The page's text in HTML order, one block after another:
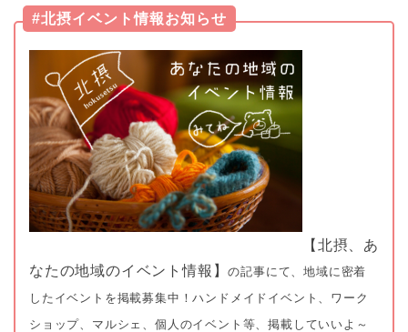
#北摂イベント情報お知らせ
【北摂、あ
なたの地域のイベント情報】の記事にて、地域に密着
したイベントを掲載募集中！ハンドメイドイベント、ワーク
ショップ、マルシェ、個人のイベント等、掲載していいよ～